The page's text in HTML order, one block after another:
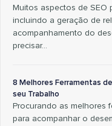
Muitos aspectos de SEO
incluindo a geração de
acompanhamento do
precisar...
8 Melhores Ferramentas
seu Trabalho
Procurando as melhores
para acompanhar o